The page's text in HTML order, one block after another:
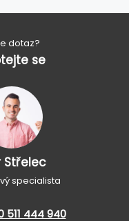
dotaz?
se
Střelec
specialista
511 444 940